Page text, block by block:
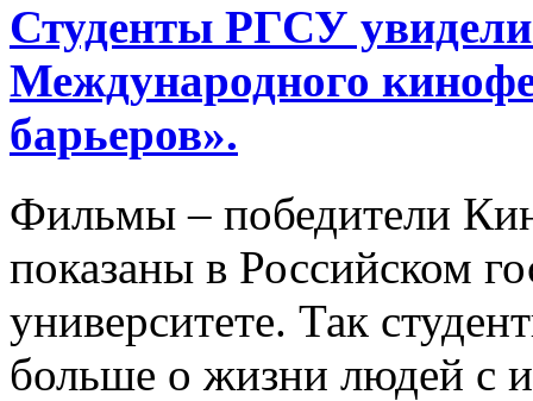
Студенты РГСУ
Международного
барьеров».
Фильмы – победители
показаны в Российском
университете. Так
больше о жизни людей с